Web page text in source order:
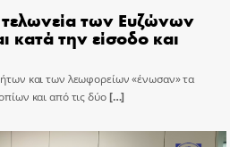
των Ευζώνων
κατά την είσοδο και
και των λεωφορείων «ένωσαν» τα
και από τις δύο[…]